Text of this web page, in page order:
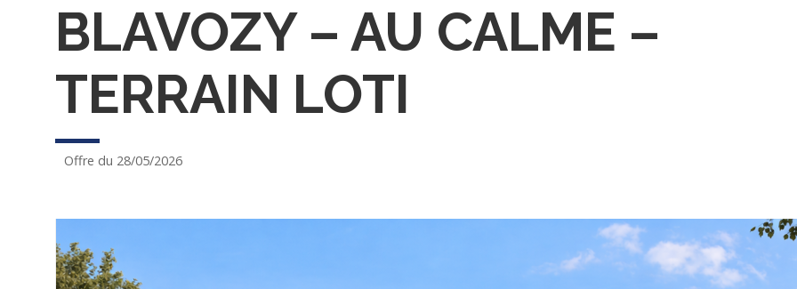
BLAVOZY – AU CALME –
TERRAIN LOTI
Offre du 28/05/2026